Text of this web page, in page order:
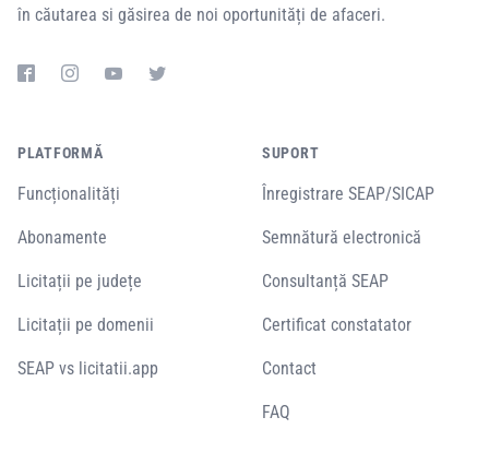
în căutarea si găsirea de noi oportunități de afaceri.
PLATFORMĂ
Funcționalități
Abonamente
Licitații pe județe
Licitații pe domenii
SEAP vs licitatii.app
SUPORT
Înregistrare SEAP/SICAP
Semnătură electronică
Consultanță SEAP
Certificat constatator
Contact
FAQ